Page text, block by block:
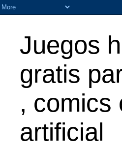
Juegos
gratis
, comics
artificial